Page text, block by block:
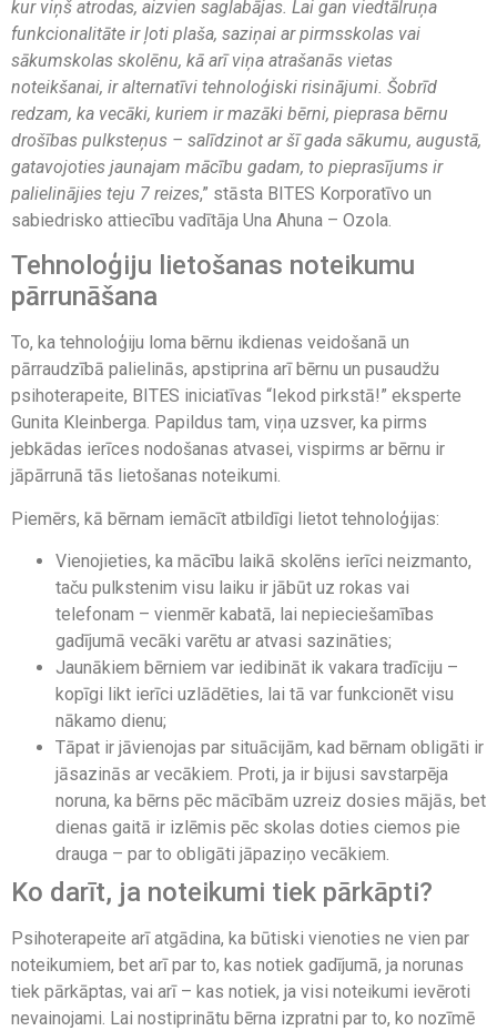
kur viņš atrodas, aizvien saglabājas. Lai gan viedtālruņa
funkcionalitāte ir ļoti plaša, saziņai ar pirmsskolas vai
sākumskolas skolēnu, kā arī viņa atrašanās vietas
noteikšanai, ir alternatīvi tehnoloģiski risinājumi. Šobrīd
redzam, ka vecāki, kuriem ir mazāki bērni, pieprasa bērnu
drošības pulksteņus – salīdzinot ar šī gada sākumu, augustā,
gatavojoties jaunajam mācību gadam, to pieprasījums ir
palielinājies teju 7 reizes,” stāsta BITES Korporatīvo un
sabiedrisko attiecību vadītāja Una Ahuna – Ozola.
Tehnoloģiju lietošanas noteikumu
pārrunāšana
To, ka tehnoloģiju loma bērnu ikdienas veidošanā un
pārraudzībā palielinās, apstiprina arī bērnu un pusaudžu
psihoterapeite, BITES iniciatīvas “Iekod pirkstā!” eksperte
Gunita Kleinberga. Papildus tam, viņa uzsver, ka pirms
jebkādas ierīces nodošanas atvasei, vispirms ar bērnu ir
jāpārrunā tās lietošanas noteikumi.
Piemērs, kā bērnam iemācīt atbildīgi lietot tehnoloģijas:
Vienojieties, ka mācību laikā skolēns ierīci neizmanto,
taču pulkstenim visu laiku ir jābūt uz rokas vai
telefonam – vienmēr kabatā, lai nepieciešamības
gadījumā vecāki varētu ar atvasi sazināties;
Jaunākiem bērniem var iedibināt ik vakara tradīciju –
kopīgi likt ierīci uzlādēties, lai tā var funkcionēt visu
nākamo dienu;
Tāpat ir jāvienojas par situācijām, kad bērnam obligāti ir
jāsazinās ar vecākiem. Proti, ja ir bijusi savstarpēja
noruna, ka bērns pēc mācībām uzreiz dosies mājās, bet
dienas gaitā ir izlēmis pēc skolas doties ciemos pie
drauga – par to obligāti jāpaziņo vecākiem.
Ko darīt, ja noteikumi tiek pārkāpti?
Psihoterapeite arī atgādina, ka būtiski vienoties ne vien par
noteikumiem, bet arī par to, kas notiek gadījumā, ja norunas
tiek pārkāptas, vai arī – kas notiek, ja visi noteikumi ievēroti
nevainojami. Lai nostiprinātu bērna izpratni par to, ko nozīmē